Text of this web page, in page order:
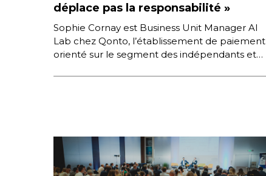
déplace pas la responsabilité »
Sophie Cornay est Business Unit Manager AI
Lab chez Qonto, l’établissement de paiement
orienté sur le segment des indépendants et